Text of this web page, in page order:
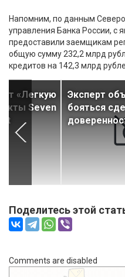
Напомним, по данным
управления Банка России, с
предоставили заемщикам
общую сумму 232,2 млрд
кредитов на 142,3 млрд
«Легкую
Seven
Эксперт
бояться
Поделитесь этой
Comments are disabled